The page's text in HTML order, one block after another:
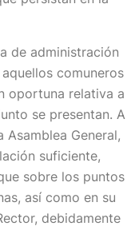
de administración
comuneros
oportuna relativa a
se presentan. A
General,
suficiente,
sobre los puntos
así como en su
debidamente